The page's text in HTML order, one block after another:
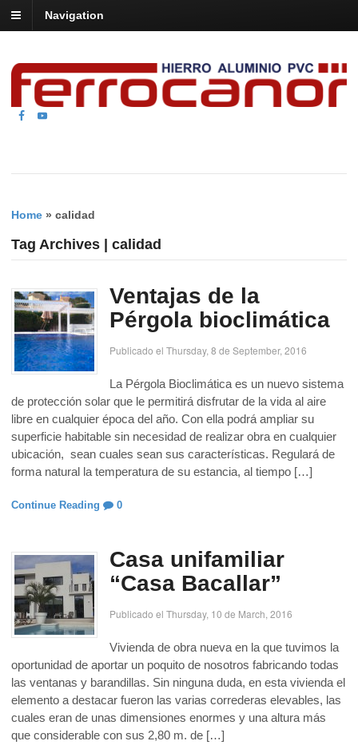
Navigation
Home » calidad
Tag Archives | calidad
Ventajas de la
Pérgola bioclimática
Publicado el Thursday, 8 de September, 2016
La Pérgola Bioclimática es un nuevo sistema
de protección solar que le permitirá disfrutar de la vida al aire
libre en cualquier época del año. Con ella podrá ampliar su
superficie habitable sin necesidad de realizar obra en cualquier
ubicación, sean cuales sean sus características. Regulará de
forma natural la temperatura de su estancia, al tiempo […]
Continue Reading 0
Casa unifamiliar
“Casa Bacallar”
Publicado el Thursday, 10 de March, 2016
Vivienda de obra nueva en la que tuvimos la
oportunidad de aportar un poquito de nosotros fabricando todas
las ventanas y barandillas. Sin ninguna duda, en esta vivienda el
elemento a destacar fueron las varias correderas elevables, las
cuales eran de unas dimensiones enormes y una altura más
que considerable con sus 2,80 m. de […]